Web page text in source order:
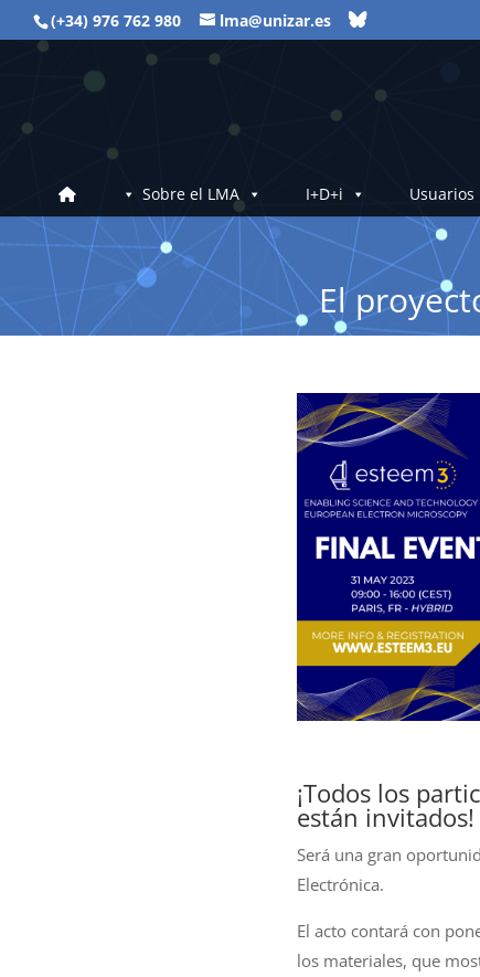
(+34) 976 762 980 lma@unizar.es
Sobre el LMA I+D+i
El
¡Todos los
están invitados!
Será una gran
Electrónica.
El acto contará con
los materiales, que